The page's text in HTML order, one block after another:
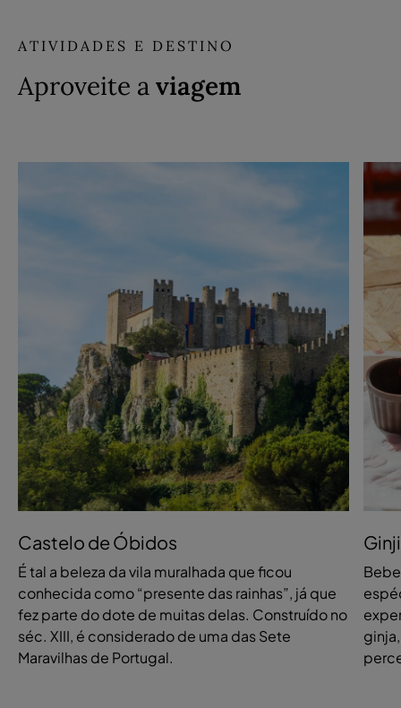
ATIVIDADES E DESTINO
Aproveite aviagem
Castelo de Óbidos
É tal a beleza da vila muralhada que ficou
conhecida como “presente das rainhas”, já que
fez parte do dote de muitas delas. Construído no
séc. XIII, é considerado de uma das Sete
Maravilhas de Portugal.